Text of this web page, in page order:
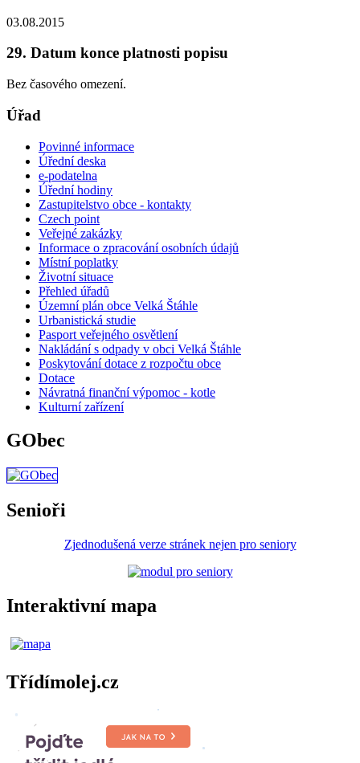
03.08.2015
29. Datum konce platnosti popisu
Bez časového omezení.
Úřad
Povinné informace
Úřední deska
e-podatelna
Úřední hodiny
Zastupitelstvo obce - kontakty
Czech point
Veřejné zakázky
Informace o zpracování osobních údajů
Místní poplatky
Životní situace
Přehled úřadů
Územní plán obce Velká Štáhle
Urbanistická studie
Pasport veřejného osvětlení
Nakládání s odpady v obci Velká Štáhle
Poskytování dotace z rozpočtu obce
Dotace
Návratná finanční výpomoc - kotle
Kulturní zařízení
GObec
Senioři
Zjednodušená verze stránek nejen pro seniory
Interaktivní mapa
Třídímolej.cz